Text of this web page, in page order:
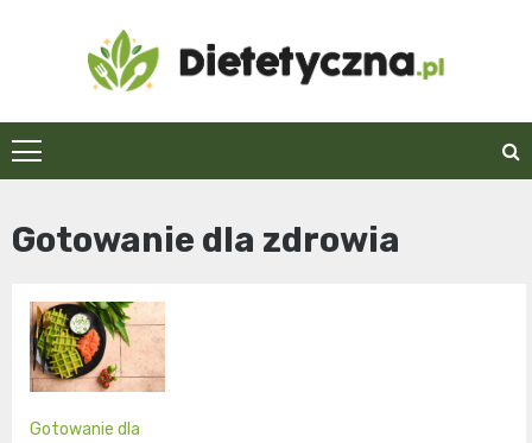
Dietetyczna.pl
Gotowanie dla zdrowia
Gotowanie dla